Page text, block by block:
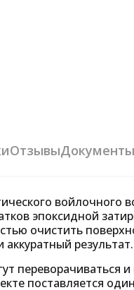
ОтзывыДокументы
войлочного
эпоксидной
очистить
результат.
переворачиваться
поставляется